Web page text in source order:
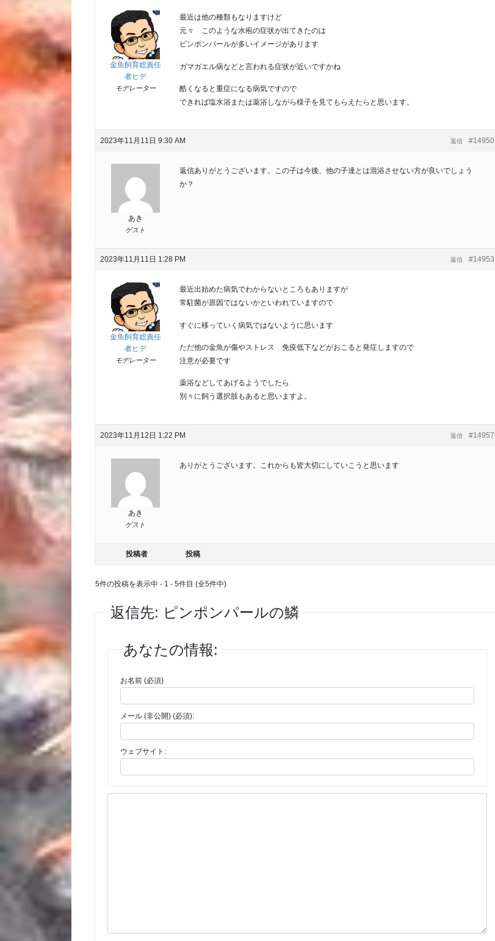
金魚飼育総責任
者ヒデ
モデレーター
最近は他の種類もなりますけど
元々 このような水疱の症状が出てきたのは
ピンポンパールが多いイメージがあります
ガマガエル病などと言われる症状が近いですかね
酷くなると重症になる病気ですので
できれば塩水浴または薬浴しながら様子を見てもらえたらと思います。
2023年11月11日 9:30 AM #14950
返信
あき
ゲスト
返信ありがとうございます。この子は今後、他の子達とは混浴させない方が良いでしょう
か？
2023年11月11日 1:28 PM #14953
返信
金魚飼育総責任
者ヒデ
モデレーター
最近出始めた病気でわからないところもありますが
常駐菌が原因ではないかといわれていますので
すぐに移っていく病気ではないように思います
ただ他の金魚が傷やストレス 免疫低下などがおこると発症しますので
注意が必要です
薬浴などしてあげるようでしたら
別々に飼う選択肢もあると思いますよ。
2023年11月12日 1:22 PM #14957
返信
あき
ゲスト
ありがとうございます。これからも皆大切にしていこうと思います
投稿者 投稿
5件の投稿を表示中 - 1 - 5件目 (全5件中)
返信先: ピンポンパールの鱗
あなたの情報:
お名前 (必須)
メール (非公開) (必須):
ウェブサイト: